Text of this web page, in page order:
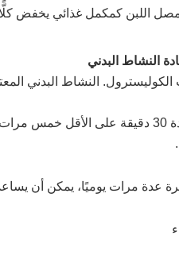
الكوليسترول. النشاط البدني
بموافقة طبيبك، حاول ممارسة الرياضة لمدة 30
عدة مرات يوميًا، يمكن أن